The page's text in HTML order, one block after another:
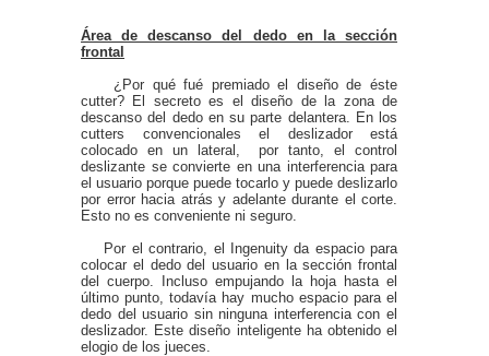
Área de descanso del dedo en la sección
frontal
¿Por qué fué premiado el diseño de éste
cutter? El secreto es el diseño de la zona de
descanso del dedo en su parte delantera. En los
cutters convencionales el deslizador está
colocado en un lateral, por tanto, el control
deslizante se convierte en una interferencia para
el usuario porque puede tocarlo y puede deslizarlo
por error hacia atrás y adelante durante el corte.
Esto no es conveniente ni seguro.
Por el contrario, el Ingenuity da espacio para
colocar el dedo del usuario en la sección frontal
del cuerpo. Incluso empujando la hoja hasta el
último punto, todavía hay mucho espacio para el
dedo del usuario sin ninguna interferencia con el
deslizador. Este diseño inteligente ha obtenido el
elogio de los jueces.